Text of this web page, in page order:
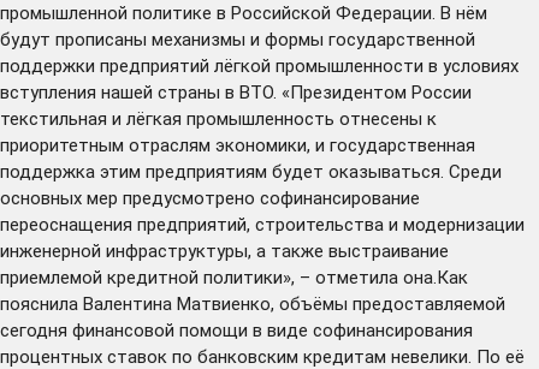
промышленной политике в Российской Федерации. В нём
будут прописаны механизмы и формы государственной
поддержки предприятий лёгкой промышленности в условиях
вступления нашей страны в ВТО. «Президентом России
текстильная и лёгкая промышленность отнесены к
приоритетным отраслям экономики, и государственная
поддержка этим предприятиям будет оказываться. Среди
основных мер предусмотрено софинансирование
переоснащения предприятий, строительства и модернизации
инженерной инфраструктуры, а также выстраивание
приемлемой кредитной политики», – отметила она.Как
пояснила Валентина Матвиенко, объёмы предоставляемой
сегодня финансовой помощи в виде софинансирования
процентных ставок по банковским кредитам невелики. По её